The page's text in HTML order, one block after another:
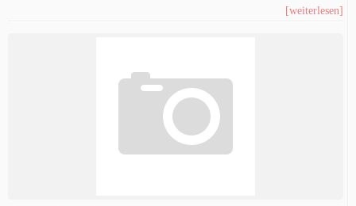
[weiterlesen]